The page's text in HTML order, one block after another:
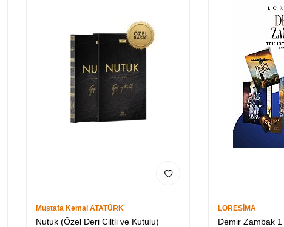
Mustafa Kemal ATATÜRK
Nutuk (Özel Deri Ciltli ve Kutulu)
LORESİMA
Demir Zambak 1